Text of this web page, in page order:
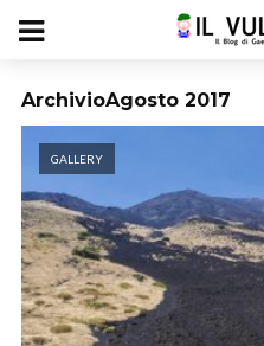
ArchivioAgosto 2017
GALLERY